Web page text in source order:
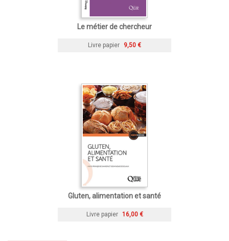
Le métier de chercheur
Livre papier 9,50 €
Gluten, alimentation et santé
Livre papier 16,00 €